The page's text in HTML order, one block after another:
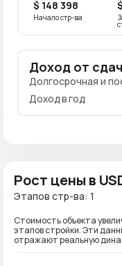
$ 148 398
Начало стр-ва
Доход от
Долгосрочная и
Доход в год
Рост цены в
Этапов стр-ва: 1
Стоимость объекта
этапов стройки. Эти
отражают реальную